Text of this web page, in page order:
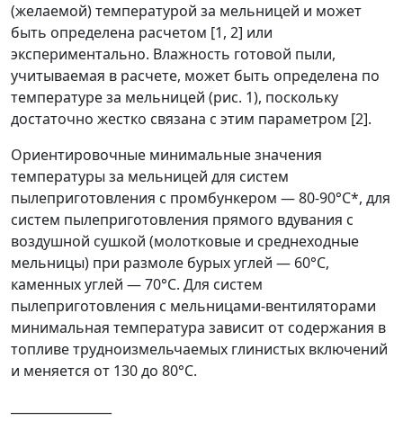
(желаемой) температурой за мельницей и может
быть определена расчетом [1, 2] или
экспериментально. Влажность готовой пыли,
учитываемая в расчете, может быть определена по
температуре за мельницей (рис. 1), поскольку
достаточно жестко связана с этим параметром [2].
Ориентировочные минимальные значения
температуры за мельницей для систем
пылеприготовления с промбункером —80-90°С*, для
систем пылеприготовления прямого вдувания с
воздушной сушкой (молотковые и среднеходные
мельницы) при размоле бурых углей — 60°С,
каменных углей —70°С. Для систем
пылеприготовления с мельницами-вентиляторами
минимальная температура зависит от содержания в
топливе трудноизмельчаемых глинистых включений
и меняется от 130 до 80°С.